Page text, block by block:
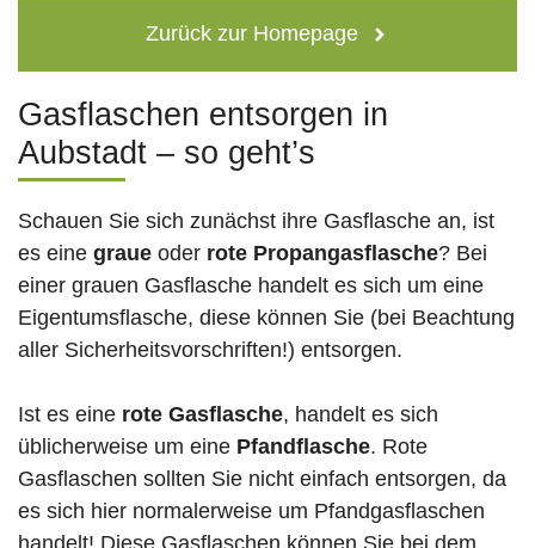
Zurück zur Homepage
Gasflaschen entsorgen in
Aubstadt – so geht’s
Schauen Sie sich zunächst ihre Gasflasche an, ist
es eine graue oder rote Propangasflasche? Bei
einer grauen Gasflasche handelt es sich um eine
Eigentumsflasche, diese können Sie (bei Beachtung
aller Sicherheitsvorschriften!) entsorgen.
Ist es eine rote Gasflasche, handelt es sich
üblicherweise um eine Pfandflasche. Rote
Gasflaschen sollten Sie nicht einfach entsorgen, da
es sich hier normalerweise um Pfandgasflaschen